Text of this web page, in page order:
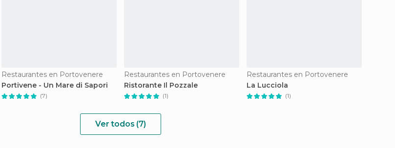
Restaurantes en Portovenere
Portivene - Un Mare di Sapori
(7)
Restaurantes en Portovenere
Ristorante Il Pozzale
(1)
Restaurantes en Portovenere
La Lucciola
(1)
Ver todos (7)